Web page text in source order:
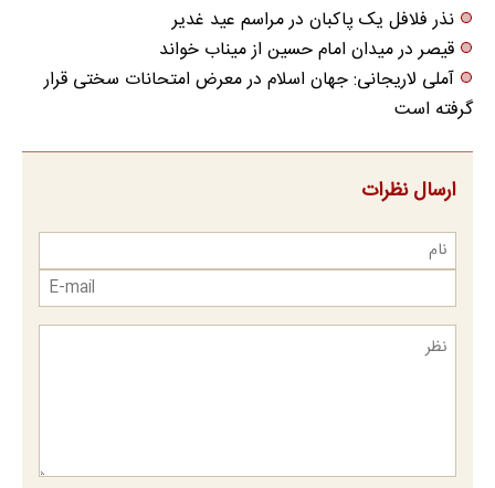
نذر فلافل یک پاکبان در مراسم عید غدیر
قیصر در میدان امام حسین از میناب خواند
آملی لاریجانی: جهان اسلام در معرض امتحانات سختی قرار
گرفته است
ارسال نظرات